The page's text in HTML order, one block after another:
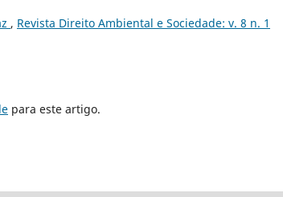
, Revista Direito Ambiental e Sociedade: v. 8 n. 1
para este artigo.